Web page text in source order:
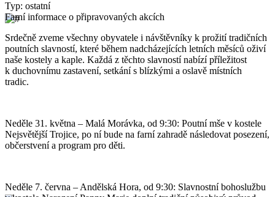
Typ: ostatní
Farní informace o připravovaných akcích
Srdečně zveme všechny obyvatele i návštěvníky k prožití tradičních
poutních slavností, které během nadcházejících letních měsíců oživí
naše kostely a kaple. Každá z těchto slavností nabízí příležitost
k duchovnímu zastavení, setkání s blízkými a oslavě místních
tradic.
Neděle 31. května – Malá Morávka, od 9:30: Poutní mše v kostele
Nejsvětější Trojice, po ní bude na farní zahradě následovat posezení,
občerstvení a program pro děti.
Neděle 7. června – Andělská Hora, od 9:30: Slavnostní bohoslužbu